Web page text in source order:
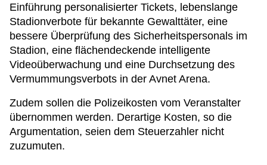
Einführung personalisierter Tickets, lebenslange
Stadionverbote für bekannte Gewalttäter, eine
bessere Überprüfung des Sicherheitspersonals im
Stadion, eine flächendeckende intelligente
Videoüberwachung und eine Durchsetzung des
Vermummungsverbots in der Avnet Arena.
Zudem sollen die Polizeikosten vom Veranstalter
übernommen werden. Derartige Kosten, so die
Argumentation, seien dem Steuerzahler nicht
zuzumuten.